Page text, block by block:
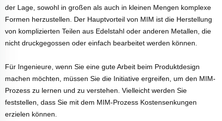
der Lage, sowohl in großen als auch in kleinen Mengen komplexe
Formen herzustellen. Der Hauptvorteil von MIM ist die Herstellung
von komplizierten Teilen aus Edelstahl oder anderen Metallen, die
nicht druckgegossen oder einfach bearbeitet werden können.
Für Ingenieure, wenn Sie eine gute Arbeit beim Produktdesign
machen möchten, müssen Sie die Initiative ergreifen, um den MIM-
Prozess zu lernen und zu verstehen. Vielleicht werden Sie
feststellen, dass Sie mit dem MIM-Prozess Kostensenkungen
erzielen können.